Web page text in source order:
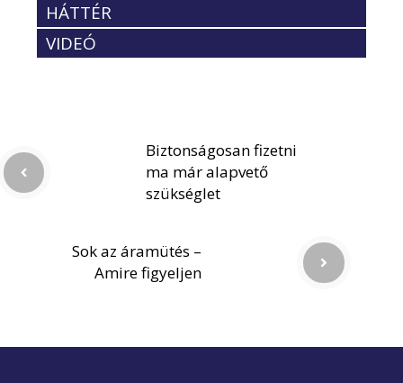
HÁTTÉR
VIDEÓ
Biztonságosan fizetni
ma már alapvető
szükséglet
Sok az áramütés –
Amire figyeljen